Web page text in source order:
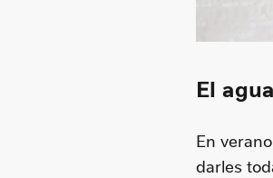
El
En
darles